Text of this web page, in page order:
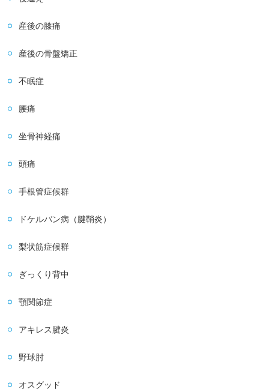
産後の膝痛
産後の骨盤矯正
不眠症
腰痛
坐骨神経痛
頭痛
手根管症候群
ドケルバン病（腱鞘炎）
梨状筋症候群
ぎっくり背中
顎関節症
アキレス腱炎
野球肘
オスグッド